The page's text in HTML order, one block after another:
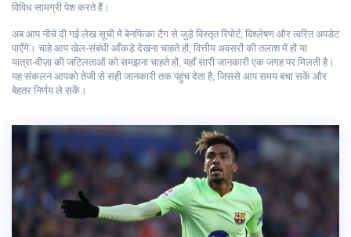
विविध सामग्री पेश करते हैं।
अब आप नीचे दी गई लेख सूची में बेनफिका टैग से जुड़े विस्तृत रिपोर्ट, विश्लेषण और त्वरित अपडेट
पाएँगे। चाहे आप खेल‑संबंधी आँकड़े देखना चाहते हों, वित्तीय अवसरों की तलाश में हों या
यात्रा‑वीज़ा की जटिलताओं को समझना चाहते हों, यहाँ सारी जानकारी एक जगह पर मिलती है।
यह संकलन आपको तेजी से सही जानकारी तक पहुंच देता है, जिससे आप समय बचा सकें और
बेहतर निर्णय ले सकें।